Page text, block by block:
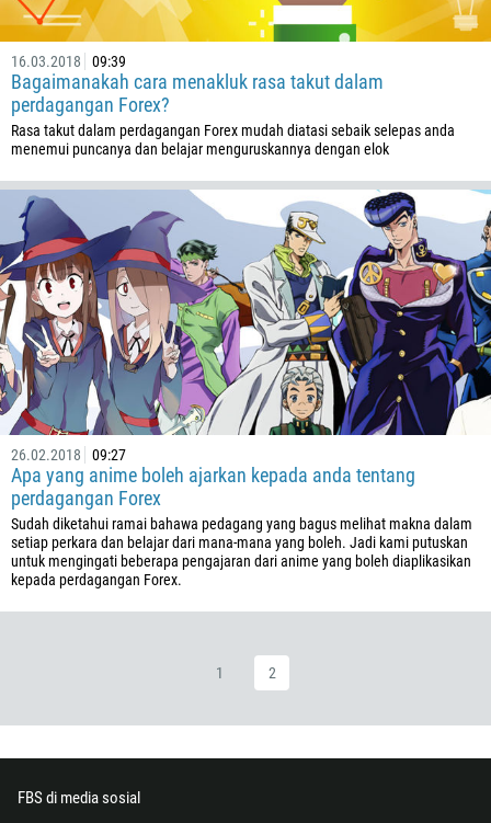
16.03.2018 09:39
Bagaimanakah cara menakluk rasa takut dalam
perdagangan Forex?
Rasa takut dalam perdagangan Forex mudah diatasi sebaik selepas anda
menemui puncanya dan belajar menguruskannya dengan elok
26.02.2018 09:27
Apa yang anime boleh ajarkan kepada anda tentang
perdagangan Forex
Sudah diketahui ramai bahawa pedagang yang bagus melihat makna dalam
setiap perkara dan belajar dari mana-mana yang boleh. Jadi kami putuskan
untuk mengingati beberapa pengajaran dari anime yang boleh diaplikasikan
kepada perdagangan Forex.
1 2
FBS di media sosial
1264
672
1268
54
374
43
994
1242
973
880
1246
375
32
501
229
1441
673
HUBUNGI SAYA SEMULA